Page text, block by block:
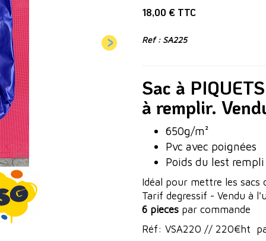
18,00 € TTC
Ref : SA225
Sac à
à remplir.
650g/m²
Pvc avec poignées
Poids du lest
Idéal pour mettre les sacs
Tarif degressif - Vendu à
6 pieces par commande
Réf: VSA220 // 220€ht